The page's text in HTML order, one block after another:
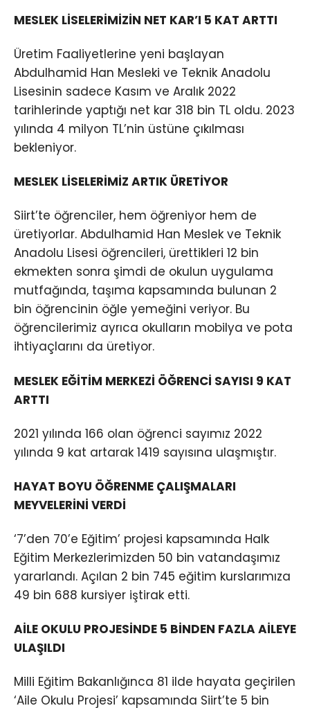
MESLEK LİSELERİMİZİN NET KAR’I 5 KAT ARTTI
Üretim Faaliyetlerine yeni başlayan
Abdulhamid Han Mesleki ve Teknik Anadolu
Lisesinin sadece Kasım ve Aralık 2022
tarihlerinde yaptığı net kar 318 bin TL oldu. 2023
yılında 4 milyon TL’nin üstüne çıkılması
bekleniyor.
MESLEK LİSELERİMİZ ARTIK ÜRETİYOR
Siirt’te öğrenciler, hem öğreniyor hem de
üretiyorlar. Abdulhamid Han Meslek ve Teknik
Anadolu Lisesi öğrencileri, ürettikleri 12 bin
ekmekten sonra şimdi de okulun uygulama
mutfağında, taşıma kapsamında bulunan 2
bin öğrencinin öğle yemeğini veriyor. Bu
öğrencilerimiz ayrıca okulların mobilya ve pota
ihtiyaçlarını da üretiyor.
MESLEK EĞİTİM MERKEZİ ÖĞRENCİ SAYISI 9 KAT
ARTTI
2021 yılında 166 olan öğrenci sayımız 2022
yılında 9 kat artarak 1419 sayısına ulaşmıştır.
HAYAT BOYU ÖĞRENME ÇALIŞMALARI
MEYVELERİNİ VERDİ
‘7’den 70’e Eğitim’ projesi kapsamında Halk
Eğitim Merkezlerimizden 50 bin vatandaşımız
yararlandı. Açılan 2 bin 745 eğitim kurslarımıza
49 bin 688 kursiyer iştirak etti.
AİLE OKULU PROJESİNDE 5 BİNDEN FAZLA AİLEYE
ULAŞILDI
Milli Eğitim Bakanlığınca 81 ilde hayata geçirilen
‘Aile Okulu Projesi’ kapsamında Siirt’te 5 bin